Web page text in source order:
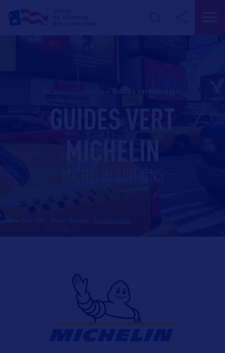
Accueil Contacts guides vert michelin
GUIDES VERT
MICHELIN
MICHELIN EDITIONS
New York City - Times Square